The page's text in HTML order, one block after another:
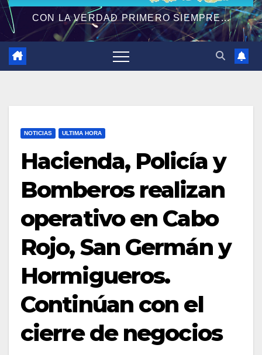
CON LA VERDAD PRIMERO SIEMPRE...
NOTICIAS ULTIMA HORA
Hacienda, Policía y
Bomberos realizan
operativo en Cabo
Rojo, San Germán y
Hormigueros.
Continúan con el
cierre de negocios